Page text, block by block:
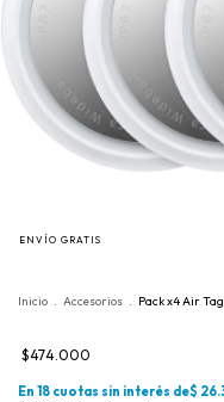
ENVÍO GRATIS
Inicio . Accesorios . Pack x4 Air Tag
$474.000